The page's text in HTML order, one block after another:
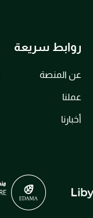
روابط سريعة
عن المنصة
عملنا
أخبارنا